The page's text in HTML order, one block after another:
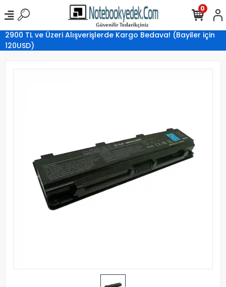
2900 TL ve Üzeri Alışverişlerde Kargo Bedava! (Bayiler için
120USD)
0